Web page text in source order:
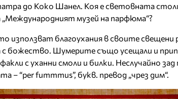
до Коко Шанел. Коя е световната
музей на парфюма“?
използват благоухания в своите
с божество. Шумерите също усещали и
с уханни смоли и билки. Неслучайно
– “per fummmus”, букв. превод „чрез дим“.